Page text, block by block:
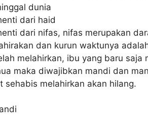
dunia
dari haid
dari nifas, nifas merupakan
dan kurun waktunya
melahirkan, ibu yang baru
maka diwajibkan mandi dan
sehabis melahirkan akan hilang.